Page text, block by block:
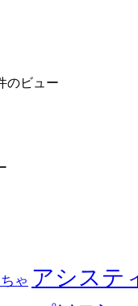
のビュー
ゃ アシステ